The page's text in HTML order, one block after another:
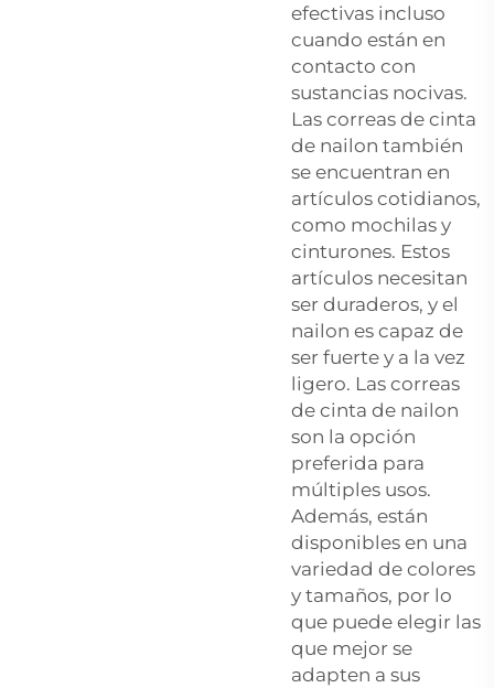
efectivas incluso
cuando están en
contacto con
sustancias nocivas.
Las correas de cinta
de nailon también
se encuentran en
artículos cotidianos,
como mochilas y
cinturones. Estos
artículos necesitan
ser duraderos, y el
nailon es capaz de
ser fuerte y a la vez
ligero. Las correas
de cinta de nailon
son la opción
preferida para
múltiples usos.
Además, están
disponibles en una
variedad de colores
y tamaños, por lo
que puede elegir las
que mejor se
adapten a sus